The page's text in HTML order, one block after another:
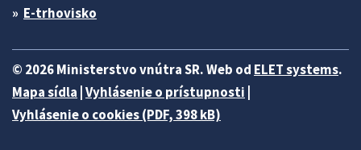
E-trhovisko
© 2026 Ministerstvo vnútra SR. Web od ELET systems.
Mapa sídla Vyhlásenie o prístupnosti
Vyhlásenie o cookies (PDF, 398 kB)